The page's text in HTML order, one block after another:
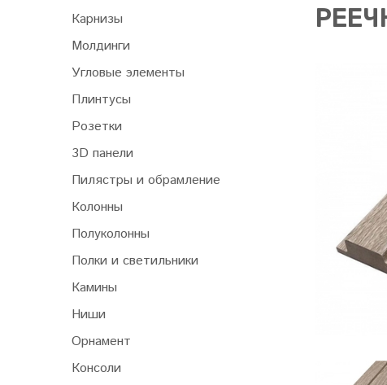
Карнизы
Молдинги
Угловые элементы
Плинтусы
Розетки
3D панели
Пилястры и обрамление
Колонны
Полуколонны
Полки и светильники
Камины
Ниши
Орнамент
Консоли